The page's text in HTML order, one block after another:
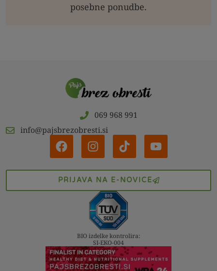
posebne ponudbe.
069 968 991
info@pajsbrezobresti.si
PRIJAVA NA E-NOVICE
BIO izdelke kontrolira:
SI-EKO-004